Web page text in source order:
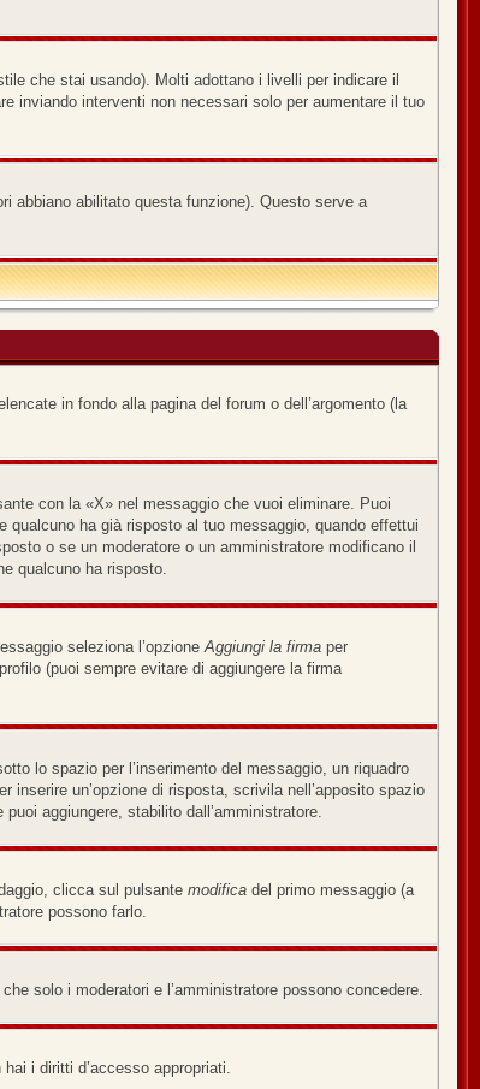
che stai usando). Molti adottano i livelli per indicare il
inviando interventi non necessari solo per aumentare il tuo
abbiano abilitato questa funzione). Questo serve a
in fondo alla pagina del forum o dell’argomento (la
con la «X» nel messaggio che vuoi eliminare. Puoi
qualcuno ha già risposto al tuo messaggio, quando effettui
o se un moderatore o un amministratore modificano il
qualcuno ha risposto.
seleziona l’opzioneAggiungi la firma per
(puoi sempre evitare di aggiungere la firma
lo spazio per l’inserimento del messaggio, un riquadro
un’opzione di risposta, scrivila nell’apposito spazio
aggiungere, stabilito dall’amministratore.
clicca sul pulsante modifica del primo messaggio (a
possono farlo.
solo i moderatori e l’amministratore possono concedere.
i diritti d’accesso appropriati.